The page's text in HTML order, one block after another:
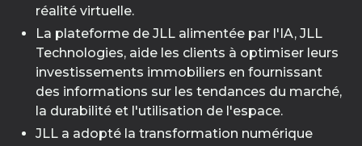
réalité virtuelle.
La plateforme de JLL alimentée par l'IA, JLL
Technologies, aide les clients à optimiser leurs
investissements immobiliers en fournissant
des informations sur les tendances du marché,
la durabilité et l'utilisation de l'espace.
JLL a adopté la transformation numérique